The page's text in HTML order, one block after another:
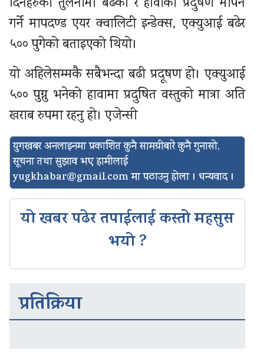
गर्ने मापदण्ड एयर क्वालिटी इन्डेक्स, एक्युआई बढेर
५०० पुगेको बताइएको थियो।
यो अहिलेसम्मकै सबैभन्दा बढी प्रदूषण हो। एक्युआई
५०० पुग्नु भनेको हावामा प्रदुषित वस्तुको मात्रा अति
खराब रुपमा रहनु हो। एजेन्सी
युगखबर अनलाइनमा प्रकाशित कुनै सामग्रीबारे कुनै गुनासो,
सूचना तथा सुझाव भए हामीलाई
yugkhabar@gmail.comमा पठाउनु होला । धन्यवाद ।
यो खबर पढेर तपाईलाई कस्तो महसुस
भयो ?
प्रतिक्रिया